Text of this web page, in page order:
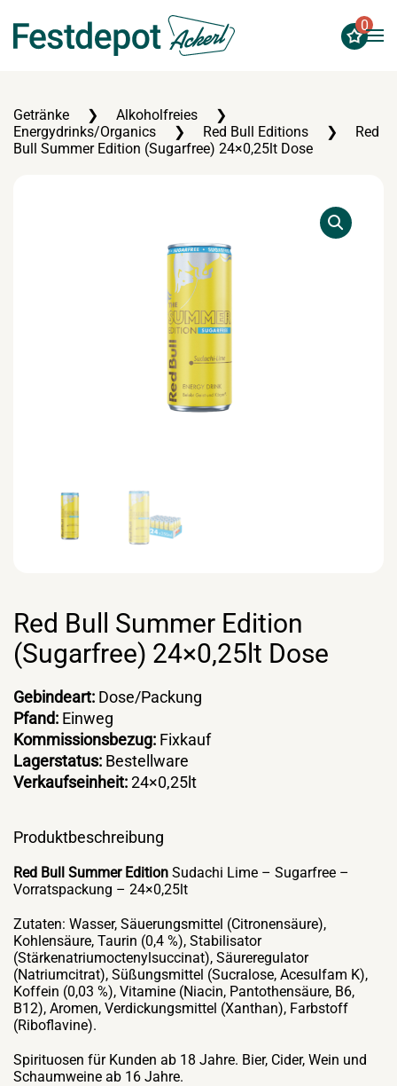
Zum Hauptinhalt springen
0
Getränke
Alkoholfreies
Energydrinks/Organics
Red Bull Editions
Red
Bull Summer Edition (Sugarfree) 24×0,25lt Dose
Red Bull Summer Edition
(Sugarfree) 24×0,25lt Dose
Gebindeart: Dose/Packung
Pfand: Einweg
Kommissionsbezug: Fixkauf
Lagerstatus: Bestellware
Verkaufseinheit:24×0,25lt
Produktbeschreibung
Red Bull Summer Edition Sudachi Lime – Sugarfree –
Vorratspackung – 24×0,25lt
Zutaten: Wasser, Säuerungsmittel (Citronensäure),
Kohlensäure, Taurin (0,4 %), Stabilisator
(Stärkenatriumoctenylsuccinat), Säureregulator
(Natriumcitrat), Süßungsmittel (Sucralose, Acesulfam K),
Koffein (0,03 %), Vitamine (Niacin, Pantothensäure, B6,
B12), Aromen, Verdickungsmittel (Xanthan), Farbstoff
(Riboflavine).
Spirituosen für Kunden ab 18 Jahre. Bier, Cider, Wein und
Schaumweine ab 16 Jahre.